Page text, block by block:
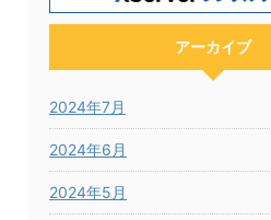
アーカイブ
2024年7月
2024年6月
2024年5月